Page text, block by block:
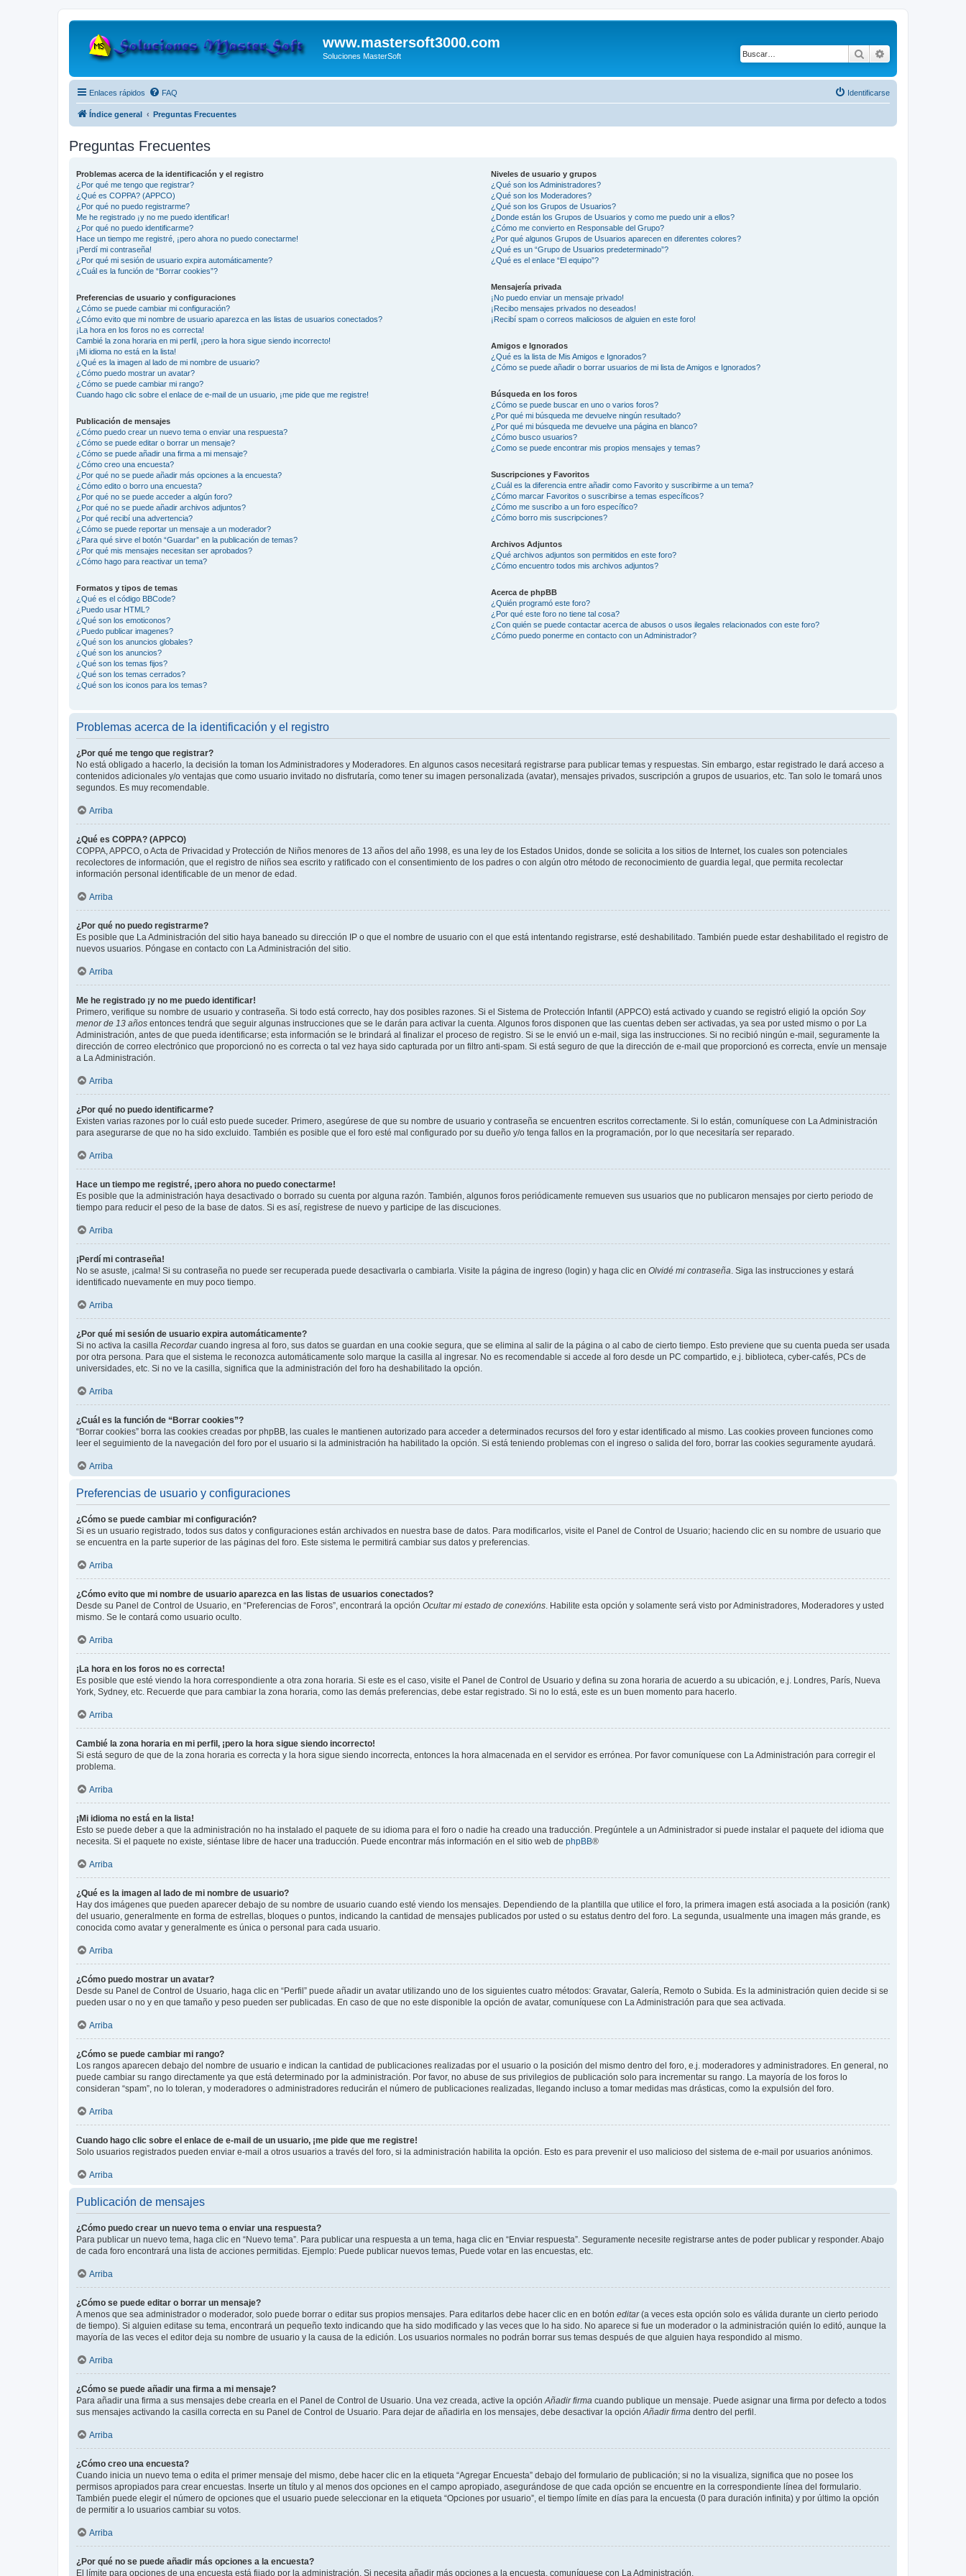
www.mastersoft3000.com
Soluciones MasterSoft Buscar
Enlaces rápidos FAQ Identificarse
Índice general Preguntas Frecuentes
Preguntas Frecuentes
Problemas acerca de la identificación y el registro
¿Por qué me tengo que registrar?
¿Qué es COPPA? (APPCO)
¿Por qué no puedo registrarme?
Me he registrado ¡y no me puedo identificar!
¿Por qué no puedo identificarme?
Hace un tiempo me registré, ¡pero ahora no puedo conectarme!
¡Perdí mi contraseña!
¿Por qué mi sesión de usuario expira automáticamente?
¿Cuál es la función de “Borrar cookies”?
Preferencias de usuario y configuraciones
¿Cómo se puede cambiar mi configuración?
¿Cómo evito que mi nombre de usuario aparezca en las listas de usuarios conectados?
¡La hora en los foros no es correcta!
Cambié la zona horaria en mi perfil, ¡pero la hora sigue siendo incorrecto!
¡Mi idioma no está en la lista!
¿Qué es la imagen al lado de mi nombre de usuario?
¿Cómo puedo mostrar un avatar?
¿Cómo se puede cambiar mi rango?
Cuando hago clic sobre el enlace de e-mail de un usuario, ¡me pide que me registre!
Publicación de mensajes
¿Cómo puedo crear un nuevo tema o enviar una respuesta?
¿Cómo se puede editar o borrar un mensaje?
¿Cómo se puede añadir una firma a mi mensaje?
¿Cómo creo una encuesta?
¿Por qué no se puede añadir más opciones a la encuesta?
¿Cómo edito o borro una encuesta?
¿Por qué no se puede acceder a algún foro?
¿Por qué no se puede añadir archivos adjuntos?
¿Por qué recibí una advertencia?
¿Cómo se puede reportar un mensaje a un moderador?
¿Para qué sirve el botón “Guardar” en la publicación de temas?
¿Por qué mis mensajes necesitan ser aprobados?
¿Cómo hago para reactivar un tema?
Formatos y tipos de temas
¿Qué es el código BBCode?
¿Puedo usar HTML?
¿Qué son los emoticonos?
¿Puedo publicar imagenes?
¿Qué son los anuncios globales?
¿Qué son los anuncios?
¿Qué son los temas fijos?
¿Qué son los temas cerrados?
¿Qué son los iconos para los temas?
Niveles de usuario y grupos
¿Qué son los Administradores?
¿Qué son los Moderadores?
¿Qué son los Grupos de Usuarios?
¿Donde están los Grupos de Usuarios y como me puedo unir a ellos?
¿Cómo me convierto en Responsable del Grupo?
¿Por qué algunos Grupos de Usuarios aparecen en diferentes colores?
¿Qué es un “Grupo de Usuarios predeterminado”?
¿Qué es el enlace “El equipo”?
Mensajería privada
¡No puedo enviar un mensaje privado!
¡Recibo mensajes privados no deseados!
¡Recibí spam o correos maliciosos de alguien en este foro!
Amigos e Ignorados
¿Qué es la lista de Mis Amigos e Ignorados?
¿Cómo se puede añadir o borrar usuarios de mi lista de Amigos e Ignorados?
Búsqueda en los foros
¿Cómo se puede buscar en uno o varios foros?
¿Por qué mi búsqueda me devuelve ningún resultado?
¿Por qué mi búsqueda me devuelve una página en blanco?
¿Cómo busco usuarios?
¿Como se puede encontrar mis propios mensajes y temas?
Suscripciones y Favoritos
¿Cuál es la diferencia entre añadir como Favorito y suscribirme a un tema?
¿Cómo marcar Favoritos o suscribirse a temas específicos?
¿Cómo me suscribo a un foro específico?
¿Cómo borro mis suscripciones?
Archivos Adjuntos
¿Qué archivos adjuntos son permitidos en este foro?
¿Cómo encuentro todos mis archivos adjuntos?
Acerca de phpBB
¿Quién programó este foro?
¿Por qué este foro no tiene tal cosa?
¿Con quién se puede contactar acerca de abusos o usos ilegales relacionados con este foro?
¿Cómo puedo ponerme en contacto con un Administrador?
Problemas acerca de la identificación y el registro
¿Por qué me tengo que registrar?
No está obligado a hacerlo, la decisión la toman los Administradores y Moderadores. En algunos casos necesitará registrarse para publicar temas y respuestas. Sin embargo, estar registrado le dará acceso a
contenidos adicionales y/o ventajas que como usuario invitado no disfrutaría, como tener su imagen personalizada (avatar), mensajes privados, suscripción a grupos de usuarios, etc. Tan solo le tomará unos
segundos. Es muy recomendable.
Arriba
¿Qué es COPPA? (APPCO)
COPPA, APPCO, o Acta de Privacidad y Protección de Niños menores de 13 años del año 1998, es una ley de los Estados Unidos, donde se solicita a los sitios de Internet, los cuales son potenciales
recolectores de información, que el registro de niños sea escrito y ratificado con el consentimiento de los padres o con algún otro método de reconocimiento de guardia legal, que permita recolectar
información personal identificable de un menor de edad.
Arriba
¿Por qué no puedo registrarme?
Es posible que La Administración del sitio haya baneado su dirección IP o que el nombre de usuario con el que está intentando registrarse, esté deshabilitado. También puede estar deshabilitado el registro de
nuevos usuarios. Póngase en contacto con La Administración del sitio.
Arriba
Me he registrado ¡y no me puedo identificar!
Primero, verifique su nombre de usuario y contraseña. Si todo está correcto, hay dos posibles razones. Si el Sistema de Protección Infantil (APPCO) está activado y cuando se registró eligió la opción Soy
menor de 13 años entonces tendrá que seguir algunas instrucciones que se le darán para activar la cuenta. Algunos foros disponen que las cuentas deben ser activadas, ya sea por usted mismo o por La
Administración, antes de que pueda identificarse; esta información se le brindará al finalizar el proceso de registro. Si se le envió un e-mail, siga las instrucciones. Si no recibió ningún e-mail, seguramente la
dirección de correo electrónico que proporcionó no es correcta o tal vez haya sido capturada por un filtro anti-spam. Si está seguro de que la dirección de e-mail que proporcionó es correcta, envíe un mensaje
a La Administración.
Arriba
¿Por qué no puedo identificarme?
Existen varias razones por lo cuál esto puede suceder. Primero, asegúrese de que su nombre de usuario y contraseña se encuentren escritos correctamente. Si lo están, comuníquese con La Administración
para asegurarse de que no ha sido excluido. También es posible que el foro esté mal configurado por su dueño y/o tenga fallos en la programación, por lo que necesitaría ser reparado.
Arriba
Hace un tiempo me registré, ¡pero ahora no puedo conectarme!
Es posible que la administración haya desactivado o borrado su cuenta por alguna razón. También, algunos foros periódicamente remueven sus usuarios que no publicaron mensajes por cierto periodo de
tiempo para reducir el peso de la base de datos. Si es así, registrese de nuevo y participe de las discuciones.
Arriba
¡Perdí mi contraseña!
No se asuste, ¡calma! Si su contraseña no puede ser recuperada puede desactivarla o cambiarla. Visite la página de ingreso (login) y haga clic en Olvidé mi contraseña . Siga las instrucciones y estará
identificado nuevamente en muy poco tiempo.
Arriba
¿Por qué mi sesión de usuario expira automáticamente?
Si no activa la casilla Recordarcuando ingresa al foro, sus datos se guardan en una cookie segura, que se elimina al salir de la página o al cabo de cierto tiempo. Esto previene que su cuenta pueda ser usada
por otra persona. Para que el sistema le reconozca automáticamente solo marque la casilla al ingresar. No es recomendable si accede al foro desde un PC compartido, e.j. biblioteca, cyber-cafés, PCs de
universidades, etc. Si no ve la casilla, significa que la administración del foro ha deshabilitado la opción.
Arriba
¿Cuál es la función de “Borrar cookies”?
“Borrar cookies” borra las cookies creadas por phpBB, las cuales le mantienen autorizado para acceder a determinados recursos del foro y estar identificado al mismo. Las cookies proveen funciones como
leer el seguimiento de la navegación del foro por el usuario si la administración ha habilitado la opción. Si está teniendo problemas con el ingreso o salida del foro, borrar las cookies seguramente ayudará.
Arriba
Preferencias de usuario y configuraciones
¿Cómo se puede cambiar mi configuración?
Si es un usuario registrado, todos sus datos y configuraciones están archivados en nuestra base de datos. Para modificarlos, visite el Panel de Control de Usuario; haciendo clic en su nombre de usuario que
se encuentra en la parte superior de las páginas del foro. Este sistema le permitirá cambiar sus datos y preferencias.
Arriba
¿Cómo evito que mi nombre de usuario aparezca en las listas de usuarios conectados?
Desde su Panel de Control de Usuario, en “Preferencias de Foros”, encontrará la opción Ocultar mi estado de conexións . Habilite esta opción y solamente será visto por Administradores, Moderadores y usted
mismo. Se le contará como usuario oculto.
Arriba
¡La hora en los foros no es correcta!
Es posible que esté viendo la hora correspondiente a otra zona horaria. Si este es el caso, visite el Panel de Control de Usuario y defina su zona horaria de acuerdo a su ubicación, e.j. Londres, París, Nueva
York, Sydney, etc. Recuerde que para cambiar la zona horaria, como las demás preferencias, debe estar registrado. Si no lo está, este es un buen momento para hacerlo.
Arriba
Cambié la zona horaria en mi perfil, ¡pero la hora sigue siendo incorrecto!
Si está seguro de que de la zona horaria es correcta y la hora sigue siendo incorrecta, entonces la hora almacenada en el servidor es errónea. Por favor comuníquese con La Administración para corregir el
problema.
Arriba
¡Mi idioma no está en la lista!
Esto se puede deber a que la administración no ha instalado el paquete de su idioma para el foro o nadie ha creado una traducción. Pregúntele a un Administrador si puede instalar el paquete del idioma que
necesita. Si el paquete no existe, siéntase libre de hacer una traducción. Puede encontrar más información en el sitio web de phpBB®
Arriba
¿Qué es la imagen al lado de mi nombre de usuario?
Hay dos imágenes que pueden aparecer debajo de su nombre de usuario cuando esté viendo los mensajes. Dependiendo de la plantilla que utilice el foro, la primera imagen está asociada a la posición (rank)
del usuario, generalmente en forma de estrellas, bloques o puntos, indicando la cantidad de mensajes publicados por usted o su estatus dentro del foro. La segunda, usualmente una imagen más grande, es
conocida como avatar y generalmente es única o personal para cada usuario.
Arriba
¿Cómo puedo mostrar un avatar?
Desde su Panel de Control de Usuario, haga clic en “Perfil” puede añadir un avatar utilizando uno de los siguientes cuatro métodos: Gravatar, Galería, Remoto o Subida. Es la administración quien decide si se
pueden usar o no y en que tamaño y peso pueden ser publicadas. En caso de que no este disponible la opción de avatar, comuníquese con La Administración para que sea activada.
Arriba
¿Cómo se puede cambiar mi rango?
Los rangos aparecen debajo del nombre de usuario e indican la cantidad de publicaciones realizadas por el usuario o la posición del mismo dentro del foro, e.j. moderadores y administradores. En general, no
puede cambiar su rango directamente ya que está determinado por la administración. Por favor, no abuse de sus privilegios de publicación solo para incrementar su rango. La mayoría de los foros lo
consideran “spam”, no lo toleran, y moderadores o administradores reducirán el número de publicaciones realizadas, llegando incluso a tomar medidas mas drásticas, como la expulsión del foro.
Arriba
Cuando hago clic sobre el enlace de e-mail de un usuario, ¡me pide que me registre!
Solo usuarios registrados pueden enviar e-mail a otros usuarios a través del foro, si la administración habilita la opción. Esto es para prevenir el uso malicioso del sistema de e-mail por usuarios anónimos.
Arriba
Publicación de mensajes
¿Cómo puedo crear un nuevo tema o enviar una respuesta?
Para publicar un nuevo tema, haga clic en “Nuevo tema”. Para publicar una respuesta a un tema, haga clic en “Enviar respuesta”. Seguramente necesite registrarse antes de poder publicar y responder. Abajo
de cada foro encontrará una lista de acciones permitidas. Ejemplo: Puede publicar nuevos temas, Puede votar en las encuestas, etc.
Arriba
¿Cómo se puede editar o borrar un mensaje?
A menos que sea administrador o moderador, solo puede borrar o editar sus propios mensajes. Para editarlos debe hacer clic en en botón editar(a veces esta opción solo es válida durante un cierto periodo
de tiempo). Si alguien editase su tema, encontrará un pequeño texto indicando que ha sido modificado y las veces que lo ha sido. No aparece si fue un moderador o la administración quién lo editó, aunque la
mayoría de las veces el editor deja su nombre de usuario y la causa de la edición. Los usuarios normales no podrán borrar sus temas después de que alguien haya respondido al mismo.
Arriba
¿Cómo se puede añadir una firma a mi mensaje?
Para añadir una firma a sus mensajes debe crearla en el Panel de Control de Usuario. Una vez creada, active la opción Añadir firma cuando publique un mensaje. Puede asignar una firma por defecto a todos
sus mensajes activando la casilla correcta en su Panel de Control de Usuario. Para dejar de añadirla en los mensajes, debe desactivar la opción Añadir firma dentro del perfil.
Arriba
¿Cómo creo una encuesta?
Cuando inicia un nuevo tema o edita el primer mensaje del mismo, debe hacer clic en la etiqueta “Agregar Encuesta” debajo del formulario de publicación; si no la visualiza, significa que no posee los
permisos apropiados para crear encuestas. Inserte un título y al menos dos opciones en el campo apropiado, asegurándose de que cada opción se encuentre en la correspondiente línea del formulario.
También puede elegir el número de opciones que el usuario puede seleccionar en la etiqueta “Opciones por usuario”, el tiempo límite en días para la encuesta (0 para duración infinita) y por último la opción
de permitir a lo usuarios cambiar su votos.
Arriba
¿Por qué no se puede añadir más opciones a la encuesta?
El límite para opciones de una encuesta está fijado por la administración. Si necesita añadir más opciones a la encuesta, comuníquese con La Administración.